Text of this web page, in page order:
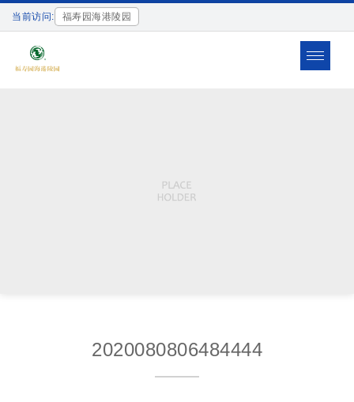
当前访问: 福寿园海港陵园
Toggle
2020080806484444